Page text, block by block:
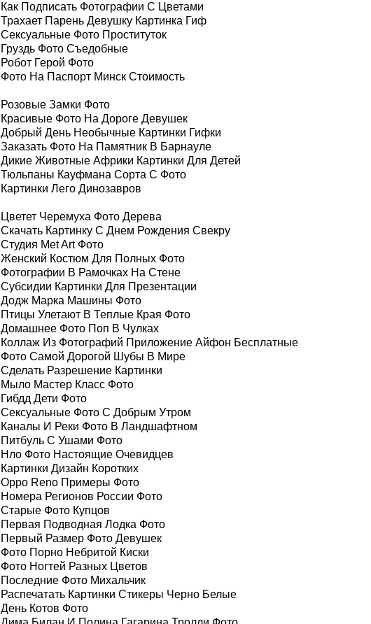
Как Подписать Фотографии С Цветами
Трахает Парень Девушку Картинка Гиф
Сексуальные Фото Проституток
Груздь Фото Съедобные
Робот Герой Фото
Фото На Паспорт Минск Стоимость
Розовые Замки Фото
Красивые Фото На Дороге Девушек
Добрый День Необычные Картинки Гифки
Заказать Фото На Памятник В Барнауле
Дикие Животные Африки Картинки Для Детей
Тюльпаны Кауфмана Сорта С Фото
Картинки Лего Динозавров
Цветет Черемуха Фото Дерева
Скачать Картинку С Днем Рождения Свекру
Студия Met Art Фото
Женский Костюм Для Полных Фото
Фотографии В Рамочках На Стене
Субсидии Картинки Для Презентации
Додж Марка Машины Фото
Птицы Улетают В Теплые Края Фото
Домашнее Фото Поп В Чулках
Коллаж Из Фотографий Приложение Айфон Бесплатные
Фото Самой Дорогой Шубы В Мире
Сделать Разрешение Картинки
Мыло Мастер Класс Фото
Гибдд Дети Фото
Сексуальные Фото С Добрым Утром
Каналы И Реки Фото В Ландшафтном
Питбуль С Ушами Фото
Нло Фото Настоящие Очевидцев
Картинки Дизайн Коротких
Oppo Reno Примеры Фото
Номера Регионов России Фото
Старые Фото Купцов
Первая Подводная Лодка Фото
Первый Размер Фото Девушек
Фото Порно Небритой Киски
Фото Ногтей Разных Цветов
Последние Фото Михальчик
Распечатать Картинки Стикеры Черно Белые
День Котов Фото